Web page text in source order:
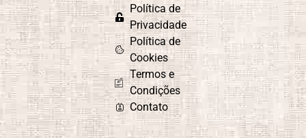
Culto do
Evangelho no
Lar
Curiosidade e
Aprendizado
Política de
Privacidade
Política de
Cookies
Termos e
Condições
Contato